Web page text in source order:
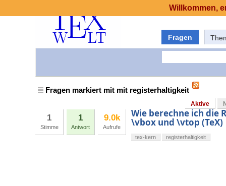
Fragen
Fragen markiert mit mit registerhaltigkeit
Aktive
1
Stimme
1
Antwort
9.0k
Aufrufe
Wie berechne ich die
\vbox und \vtop (TeX)
tex-kern registerhaltigkeit
Willkommen,